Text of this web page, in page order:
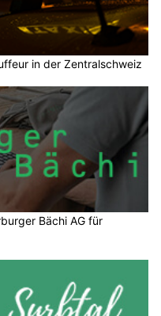
in der Zentralschweiz
Bächi AG für